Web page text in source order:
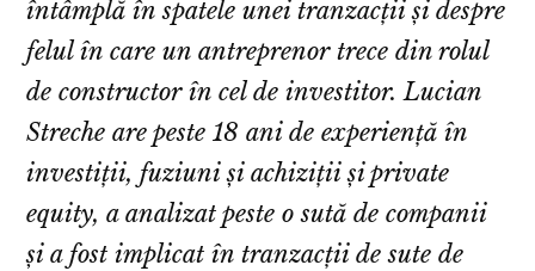
întâmplă în spatele unei tranzacții și despre
felul în care un antreprenor trece din rolul
de constructor în cel de investitor. Lucian
Streche are peste 18 ani de experiență în
investiții, fuziuni și achiziții și private
equity, a analizat peste o sută de companii
și a fost implicat în tranzacții de sute de